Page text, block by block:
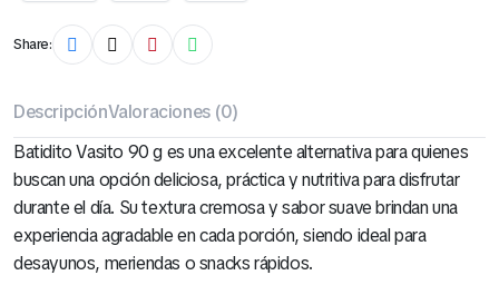
Share:
DescripciónValoraciones (0)
Batidito Vasito 90 g es una excelente alternativa para quienes
buscan una opción deliciosa, práctica y nutritiva para disfrutar
durante el día. Su textura cremosa y sabor suave brindan una
experiencia agradable en cada porción, siendo ideal para
desayunos, meriendas o snacks rápidos.